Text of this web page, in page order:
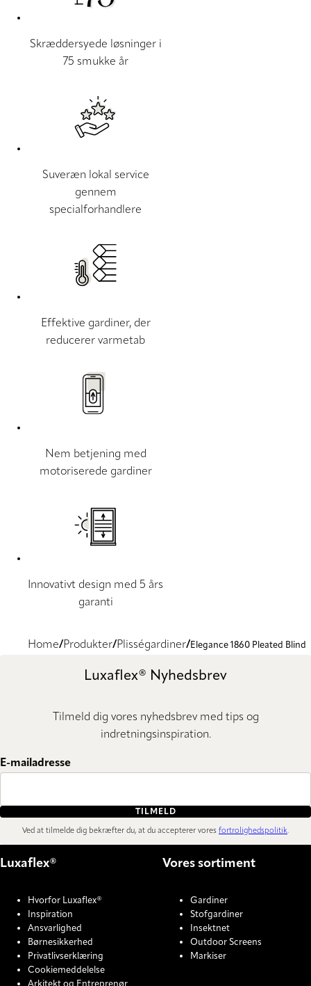
Skræddersyede løsninger i
75 smukke år
Suveræn lokal service
gennem
specialforhandlere
Effektive gardiner, der
reducerer varmetab
Nem betjening med
motoriserede gardiner
Innovativt design med 5 års
garanti
Home Produkter Plisségardiner Elegance 1860 Pleated Blind
Luxaflex® Nyhedsbrev
Tilmeld dig vores nyhedsbrev med tips og
indretningsinspiration.
E-mailadresse
TILMELD
Ved at tilmelde dig bekræfter du, at du accepterer vores fortrolighedspolitik.
Luxaflex®
Hvorfor Luxaflex®
Inspiration
Ansvarlighed
Børnesikkerhed
Privatlivserklæring
Cookiemeddelelse
Vores sortiment
Gardiner
Stofgardiner
Insektnet
Outdoor Screens
Markiser